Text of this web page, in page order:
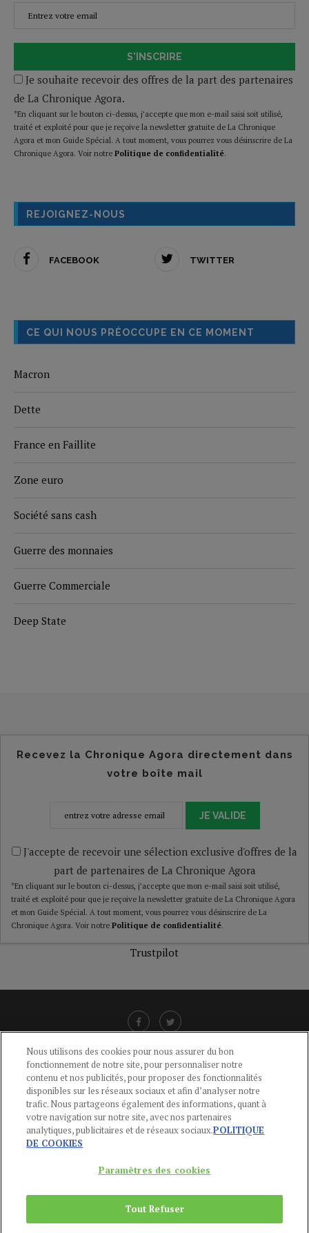
S'INSCRIRE
Je souhaite recevoir des offres de la part des partenaires
de La Chronique Agora.
*En cliquant sur le bouton ci-dessus, j’accepte que mon e-mail saisi soit utilisé,
traité et exploité pour que je reçoive la newsletter gratuite de La Chronique
Agora et mon Guide Spécial. A tout moment, vous pourrez vous désinscrire de La
Chronique Agora. Voir notre Politique de confidentialité.
REJOIGNEZ-NOUS
FACEBOOK TWITTER
CE QUI NOUS PRÉOCCUPE EN CE MOMENT
Macron
Dette
France en Faillite
Zone euro
Société sans cash
Guerre des monnaies
Guerre Commerciale
Deep State
Recevez la Chronique Agora directement dans
votre boîte mail
JE VALIDE
J'accepte de recevoir une sélection exclusive d'offres de la
part de partenaires de La Chronique Agora
*En cliquant sur le bouton ci-dessus, j’accepte que mon e-mail saisi soit utilisé,
traité et exploité pour que je reçoive la newsletter gratuite de La Chronique Agora
et mon Guide Spécial. A tout moment, vous pourrez vous désinscrire de La
Chronique Agora. Voir notre Politique de confidentialité.
Trustpilot
CGU-POLITIQUE DE CONFIDENTIALITÉ -POLITIQUE DES COOKIES
MENTIONS LÉGALES -AIDE
CONTACT
01 44 59 91 11
Du Lundi au Vendredi, 9h-13h et 14h-17h
Copyright © 2024Publications Agora
Nous utilisons des cookies pour nous assurer du bon
fonctionnement de notre site, pour personnaliser notre
contenu et nos publicités, pour proposer des fonctionnalités
disponibles sur les réseaux sociaux et afin d’analyser notre
trafic. Nous partageons également des informations, quant à
votre navigation sur notre site, avec nos partenaires
analytiques, publicitaires et de réseaux sociaux.POLITIQUE
DE COOKIES
Paramètres des cookies
Tout Refuser